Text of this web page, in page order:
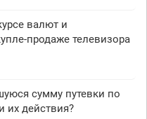
валют и
продаже телевизора
сумму путевки по
их действия?